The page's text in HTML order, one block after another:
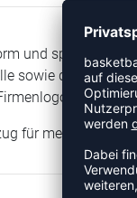
und sportlichem
sowie die
für mehr